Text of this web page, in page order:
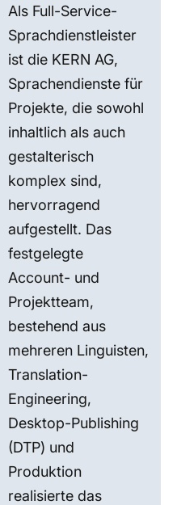
Als Full-Service-
Sprachdienstleister
ist die KERN AG,
Sprachendienste für
Projekte, die sowohl
inhaltlich als auch
gestalterisch
komplex sind,
hervorragend
aufgestellt. Das
festgelegte
Account- und
Projektteam,
bestehend aus
mehreren Linguisten,
Translation-
Engineering,
Desktop-Publishing
(DTP) und
Produktion
realisierte das